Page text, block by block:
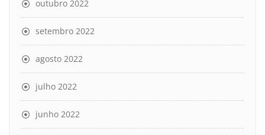
outubro 2022
setembro 2022
agosto 2022
julho 2022
junho 2022